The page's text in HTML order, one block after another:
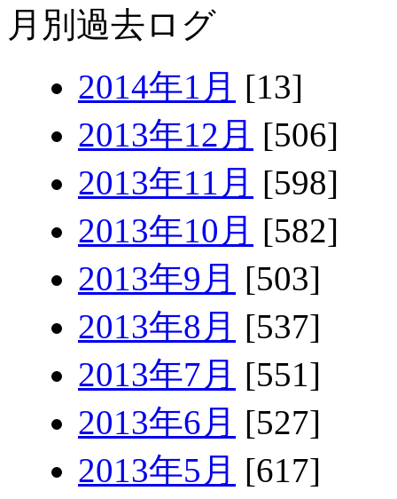
月別過去ログ
2014年1月 [13]
2013年12月 [506]
2013年11月 [598]
2013年10月 [582]
2013年9月 [503]
2013年8月 [537]
2013年7月 [551]
2013年6月 [527]
2013年5月 [617]